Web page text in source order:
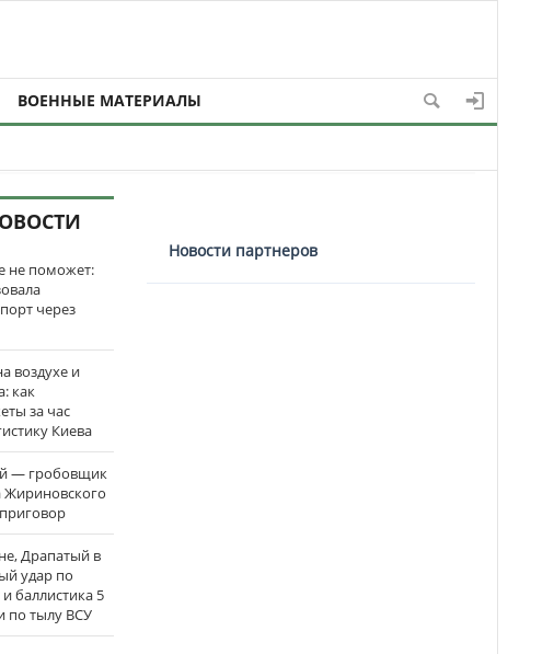
ВОЕННЫЕ МАТЕРИАЛЫ
не поможет:
через
воздухе и
как
за час
Киева
— гробовщик
Жириновского
Драпатый в
удар по
баллистика 5
по тылу ВСУ
Новости партнеров